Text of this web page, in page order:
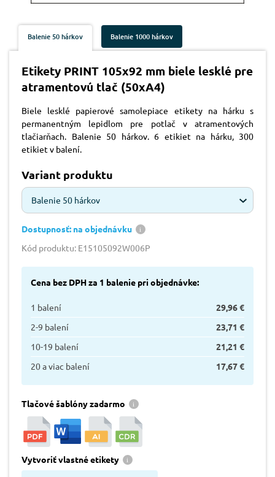
Balenie 50 hárkov Balenie 1000 hárkov
Etikety PRINT 105x92 mm biele lesklé pre
atramentovú tlač (50xA4)
Biele lesklé papierové samolepiace etikety na hárku s
permanentným lepidlom pre potlač v atramentových
tlačiarňach. Balenie 50 hárkov. 6 etikiet na hárku, 300
etikiet v balení.
Variant produktu
Balenie 50 hárkov
Dostupnosť: na objednávku
Kód produktu: E15105092W006P
Cena bez DPH za 1 balenie pri objednávke:
1 balení
29,96 €
2-9 balení
23,71 €
10-19 balení
21,21 €
20 a viac balení
17,67 €
Tlačové šablóny zadarmo
Vytvoriť vlastné etikety